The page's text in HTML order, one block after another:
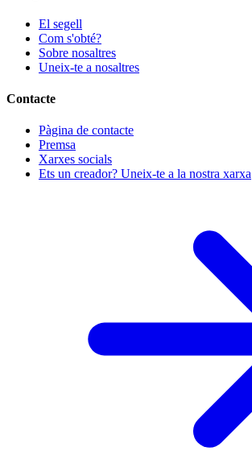
El segell
Com s'obté?
Sobre nosaltres
Uneix-te a nosaltres
Contacte
Pàgina de contacte
Premsa
Xarxes socials
Ets un creador? Uneix-te a la nostra xarxa